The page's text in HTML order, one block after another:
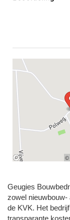
Geugies
zowel nieuwbouw-
de KVK. Het